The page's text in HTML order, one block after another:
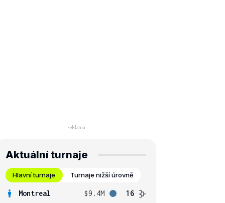
Aktuální turnaje
Hlavní turnaje Turnaje nižší úrovně
Montreal $9.4M
16